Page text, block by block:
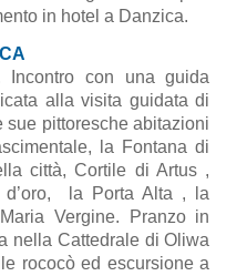
in hotel a Danzica.
Incontro con una guida
alla visita guidata di
sue pittoresche abitazioni
la Fontana di
città, Cortile di Artus ,
la Porta Alta , la
Vergine. Pranzo in
nella Cattedrale di Oliwa
rococò ed escursione a